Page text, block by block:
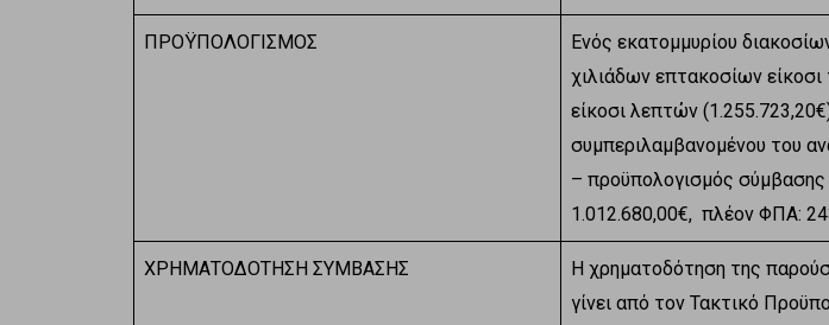
ΠΡΟΫΠΟΛΟΓΙΣΜΟΣ
Ενός εκατομμυρίου
χιλιάδων επτακοσίων
είκοσι λεπτών
συμπεριλαμβανομένου του
– προϋπολογισμός
1.012.680,00€, πλέον ΦΠΑ:
ΧΡΗΜΑΤΟΔΟΤΗΣΗ ΣΥΜΒΑΣΗΣ
Η χρηματοδότηση της
γίνει από τον Τακτικό